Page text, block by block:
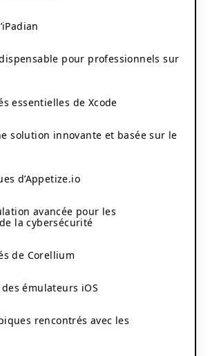
pour professionnels sur
essentielles de Xcode
solution innovante et basée sur le
d’Appetize.io
avancée pour les
la cybersécurité
de Corellium
émulateurs iOS
rencontrés avec les